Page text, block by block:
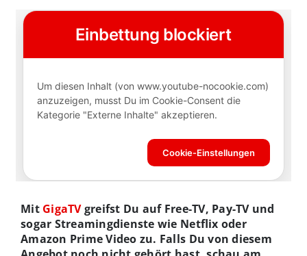
Mit GigaTVgreifst Du auf Free-TV, Pay-TV und
sogar Streamingdienste wie Netflix oder
Amazon Prime Video zu. Falls Du von diesem